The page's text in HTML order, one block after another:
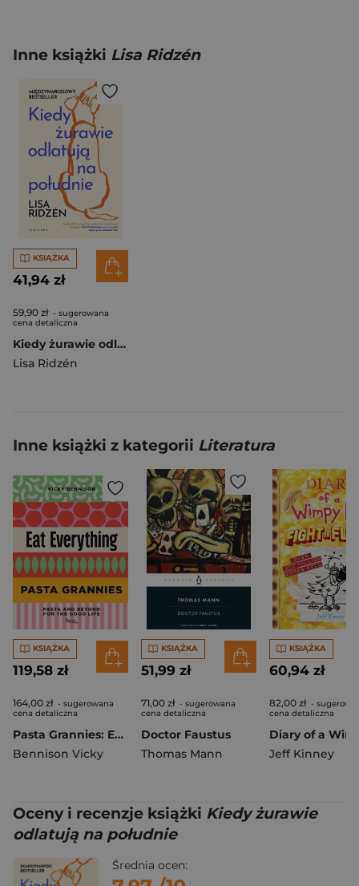
Inne książki Lisa Ridzén
KSIĄŻKA
41,94 zł
59,90 zł - sugerowana
cena detaliczna
Kiedy żurawie odlatują na południe
Lisa Ridzén
Inne książki z kategorii Literatura
KSIĄŻKA
119,58 zł
164,00 zł - sugerowana
cena detaliczna
Pasta Grannies: Eat Everything
Bennison Vicky
KSIĄŻKA
51,99 zł
71,00 zł - sugerowana
cena detaliczna
Doctor Faustus
Thomas Mann
KSIĄŻKA
60,94 zł
82,00 zł -
cena detaliczna
Jeff Kinney
Oceny i recenzje książki Kiedy żurawie
odlatują na południe
Średnia ocen: